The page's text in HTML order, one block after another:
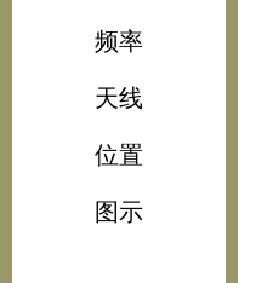
频率
天线
位置
图示